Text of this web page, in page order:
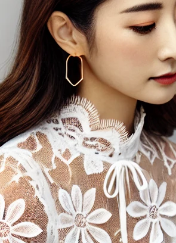
行家庭照片、影片備份、資料儲存的重